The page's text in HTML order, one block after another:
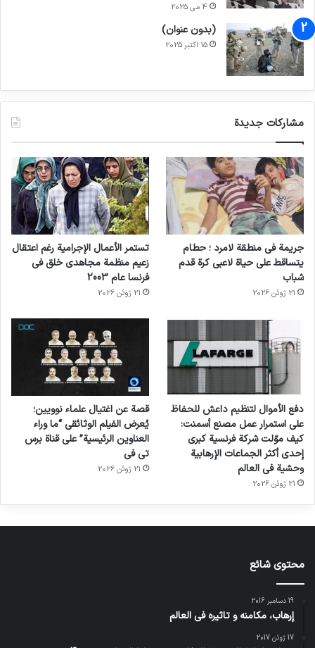
4 می 2025
(بدون عنوان)
15 اکتبر 2025
مشاركات جديدة
جريمة في منطقة لامرد ؛ حطام
يتساقط على حياة لاعبي كرة قدم
شباب
21 ژوئن 2026
تستمر الأعمال الإجرامية رغم اعتقال
زعيم منظمة مجاهدي خلق في
فرنسا عام 2003
21 ژوئن 2026
دفع الأموال لتنظيم داعش للحفاظ
على استمرار عمل مصنع أسمنت:
كيف موّلت شركة فرنسية كبرى
إحدى أكثر الجماعات الإرهابية
وحشية في العالم
21 ژوئن 2026
قصة عن اغتيال علماء نوويين؛
يُعرض الفيلم الوثائقي “ما وراء
العناوين الرئيسية” على قناة برس
تي في
21 ژوئن 2026
محتوى شائع
19 دسامبر 2016
إرهاب، مكامنه و تاثيره في العالم
17 ژوئن 2017